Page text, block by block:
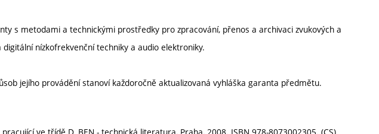
s metodami a technickými prostředky pro zpracování, přenos a archivaci zvukových a
nízkofrekvenční techniky a audio elektroniky.
jejího provádění stanoví každoročně aktualizovaná vyhláška garanta předmětu.